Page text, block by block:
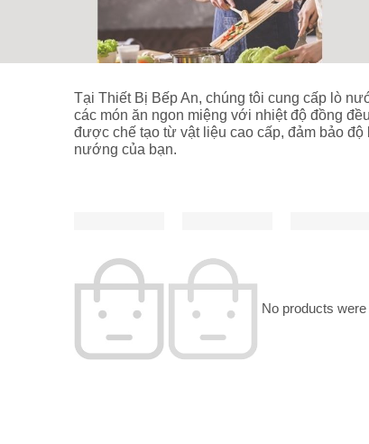
Tại Thiết Bị Bếp An, chúng tôi cung cấp lò
các món ăn ngon miệng với nhiệt độ đồng
được chế tạo từ vật liệu cao cấp, đảm bảo
nướng của bạn.
No products